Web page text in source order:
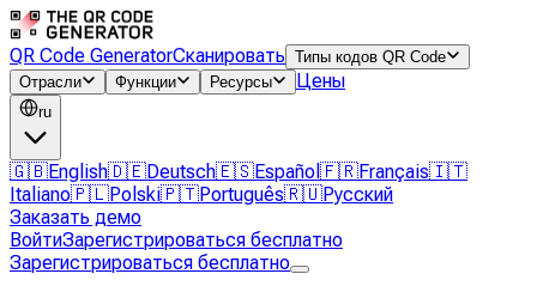
QR Code GeneratorСканировать Типы кодов QR Code
Отрасли
Функции Ресурсы Цены
ru
🇬🇧English🇩🇪Deutsch🇪🇸Español 🇫🇷Français🇮🇹
Italiano🇵🇱Polski🇵🇹Português🇷🇺Русский
Заказать демо
ВойтиЗарегистрироваться бесплатно
Зарегистрироваться бесплатно